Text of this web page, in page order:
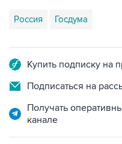
Подписаться на
Получать
НОВОСТИ ПО ТЕМЕ